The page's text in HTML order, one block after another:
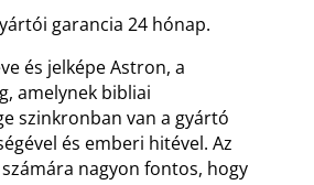
garancia 24 hónap.
és jelképe Astron, a
amelynek bibliai
szinkronban van a gyártó
és emberi hitével. Az
nagyon fontos, hogy